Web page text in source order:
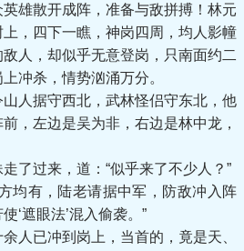
散开成阵，准备与敌拼搏！林元
，四下一瞧，神岗四周，均人影幢
人，却似乎无意登岗，只南面约二
冲杀，情势汹涌万分。
据守西北，武林怪侣守东北，他
，左边是吴为非，右边是林中龙，
过来，道：“似乎来了不少人？”
有，陆老请据中军，防敌冲入阵
‘遮眼法’混入偷袭。”
已冲到岗上，当首的，竟是天、